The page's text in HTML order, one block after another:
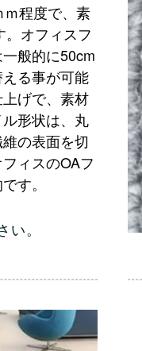
程度で、素
オフィスフ
般的に50cm
る事が可能
げで、素材
形状は、丸
の表面を切
ィスのOAフ
す。
い。